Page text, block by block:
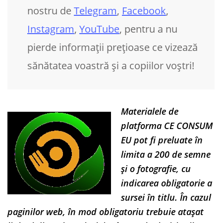
nostru deTelegram, Facebook,
Instagram, YouTube, pentru a nu
pierde informații prețioase ce vizează
sănătatea voastră și a copiilor voștri!
Materialele de
platforma CE CONSUM
EU pot fi preluate în
limita a 200 de semne
și o fotografie, cu
indicarea obligatorie a
sursei în titlu. În cazul
paginilor web, în mod obligatoriu trebuie atașat